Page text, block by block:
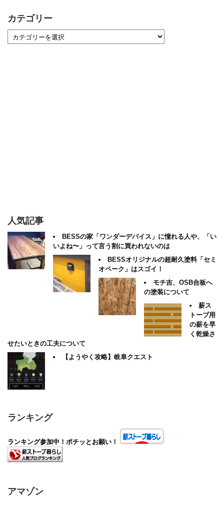
カテゴリー
人気記事
BESSの家「ワンダーデバイス」に憧れる人や、「い
いよね〜」って言う割に買われないのは
BESSオリジナルの超耐久塗料「セミ
オペーク」はスゴイ！
モチ吉、OSB合板へ
の塗装について
薪ス
トーブ用
の薪を早
く乾燥さ
せたいときの工夫について
【ようやく攻略】岐阜クエスト
ランキング
ランキング参加中！ポチッとお願い！
アマゾン